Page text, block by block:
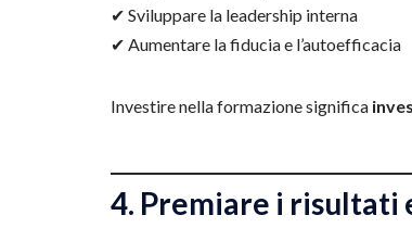
✔ Sviluppare la leadership interna
✔ Aumentare la fiducia e l’autoefficacia
Investire nella formazione significa
4. Premiare i risultati